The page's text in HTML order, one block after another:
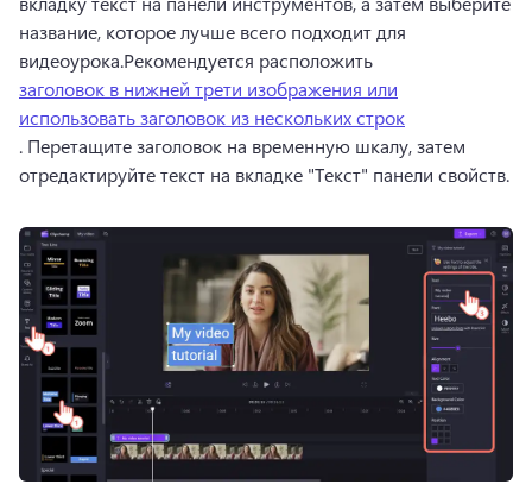
название, которое лучше всего подходит для
видеоурока.Рекомендуется расположить
заголовок в нижней трети изображения или
использовать заголовок из нескольких строк
. Перетащите заголовок на временную шкалу, затем
отредактируйте текст на вкладке "Текст" панели свойств.